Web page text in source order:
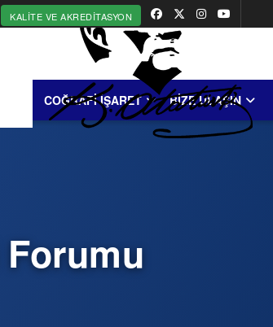
KALITE VE AKREDITASYON
COĞRAFİ İŞARET BİZE ULAŞIN